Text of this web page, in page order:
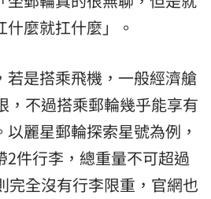
麼就扛什麼」。
若是搭乘飛機，一般經濟艙
，不過搭乘郵輪幾乎能享有
麗星郵輪探索星號為例，
2件行李，總重量不可超過
完全沒有行李限重，官網也